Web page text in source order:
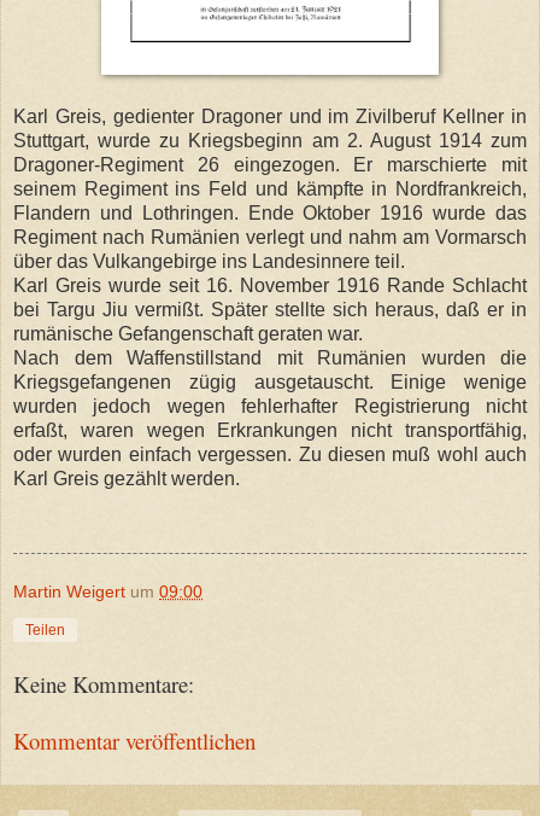
Karl Greis, gedienter Dragoner und im Zivilberuf Kellner in
Stuttgart, wurde zu Kriegsbeginn am 2. August 1914 zum
Dragoner-Regiment 26 eingezogen. Er marschierte mit
seinem Regiment ins Feld und kämpfte in Nordfrankreich,
Flandern und Lothringen. Ende Oktober 1916 wurde das
Regiment nach Rumänien verlegt und nahm am Vormarsch
über das Vulkangebirge ins Landesinnere teil.
Karl Greis wurde seit 16. November 1916 Rande Schlacht
bei Targu Jiu vermißt. Später stellte sich heraus, daß er in
rumänische Gefangenschaft geraten war.
Nach dem Waffenstillstand mit Rumänien wurden die
Kriegsgefangenen zügig ausgetauscht. Einige wenige
wurden jedoch wegen fehlerhafter Registrierung nicht
erfaßt, waren wegen Erkrankungen nicht transportfähig,
oder wurden einfach vergessen. Zu diesen muß wohl auch
Karl Greis gezählt werden.
Martin Weigert um 09:00
Teilen
Keine Kommentare:
Kommentar veröffentlichen